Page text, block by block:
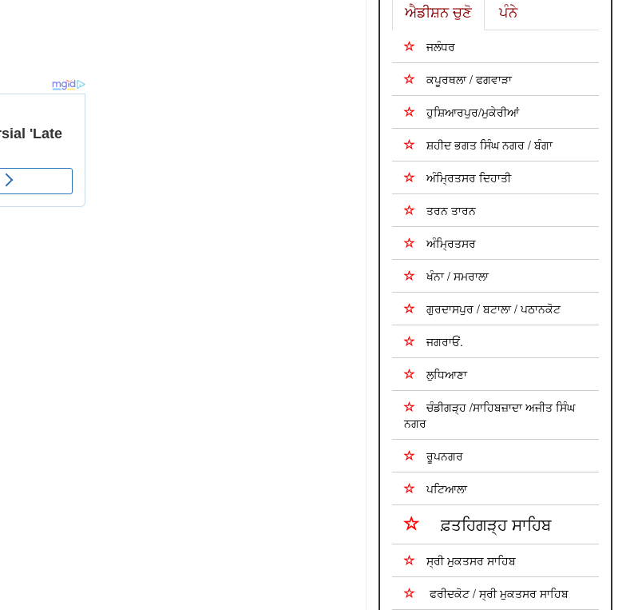
ਐਡੀਸ਼ਨ ਚੁਣੋ ਪੰਨੇ
ਜਲੰਧਰ
ਕਪੂਰਥਲਾ / ਫਗਵਾੜਾ
ਹੁਸ਼ਿਆਰਪੁਰ/ਮੁਕੇਰੀਆਂ
ਸ਼ਹੀਦ ਭਗਤ ਸਿੰਘ ਨਗਰ / ਬੰਗਾ
ਅੰਮ੍ਰਿਤਸਰ ਦਿਹਾਤੀ
ਤਰਨ ਤਾਰਨ
ਅੰਮ੍ਰਿਤਸਰ
ਖੰਨਾ / ਸਮਰਾਲਾ
ਗੁਰਦਾਸਪੁਰ / ਬਟਾਲਾ / ਪਠਾਨਕੋਟ
ਜਗਰਾਓਂ.
ਲੁਧਿਆਣਾ
ਚੰਡੀਗੜ੍ਹ /ਸਾਹਿਬਜ਼ਾਦਾ ਅਜੀਤ ਸਿੰਘ
ਨਗਰ
ਰੂਪਨਗਰ
ਪਟਿਆਲਾ
ਫ਼ਤਹਿਗੜ੍ਹ ਸਾਹਿਬ
ਸ੍ਰੀ ਮੁਕਤਸਰ ਸਾਹਿਬ
ਫਰੀਦਕੋਟ / ਸ੍ਰੀ ਮੁਕਤਸਰ ਸਾਹਿਬ